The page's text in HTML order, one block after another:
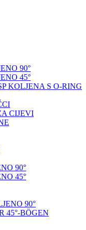
90°
45°
KOLJENA S O-RING
CIJEVI
90°
45°
90°
45°-BÖGEN